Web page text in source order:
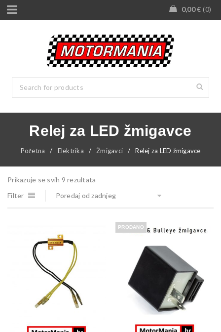
0,00€ 0
Relej za LED žmigavce
Početna / Elektrika / Žmigavci / Relej za LED žmigavce
Prikazuje se svih 9 rezultata
Filter
Poredaj od zadnjeg
PRODANO